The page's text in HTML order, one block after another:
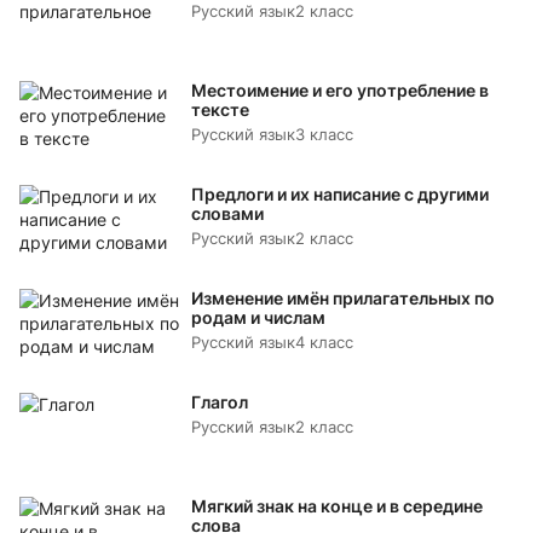
Русский язык2 класс
Местоимение и его употребление в
тексте
Русский язык3 класс
Предлоги и их написание с другими
словами
Русский язык2 класс
Изменение имён прилагательных по
родам и числам
Русский язык4 класс
Глагол
Русский язык2 класс
Мягкий знак на конце и в середине
слова